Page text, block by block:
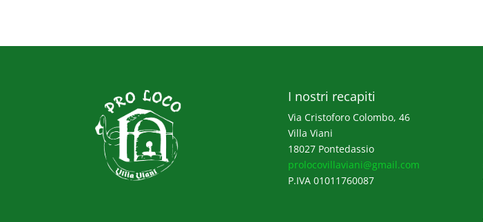
I nostri recapiti
Via Cristoforo Colombo, 46
Villa Viani
18027 Pontedassio
prolocovillaviani@gmail.com
P.IVA 01011760087